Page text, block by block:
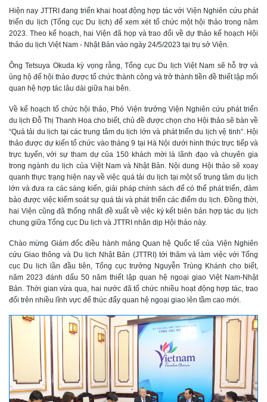
Hiện nay JTTRI đang triển khai hoạt động hợp tác với Viện Nghiên cứu phát
triển du lịch (Tổng cục Du lịch) để xem xét tổ chức một hội thảo trong năm
2023. Theo kế hoạch, hai Viện đã họp và trao đổi về dự thảo kế hoạch Hội
thảo du lịch Việt Nam - Nhật Bản vào ngày 24/5/2023 tại trụ sở Viện.
Ông Tetsuya Okuda kỳ vọng rằng, Tổng cục Du lịch Việt Nam sẽ hỗ trợ và
ủng hộ để hội thảo được tổ chức thành công và trở thành tiền đề thiết lập mối
quan hệ hợp tác lâu dài giữa hai bên.
Về kế hoạch tổ chức hội thảo, Phó Viện trưởng Viện Nghiên cứu phát triển
du lịch Đỗ Thị Thanh Hoa cho biết, chủ đề được chọn cho Hội thảo sẽ bàn về
“Quá tải du lịch tại các trung tâm du lịch lớn và phát triển du lịch vệ tinh”. Hội
thảo được dự kiến tổ chức vào tháng 9 tại Hà Nội dưới hình thức trực tiếp và
trực tuyến, với sự tham dự của 150 khách mời là lãnh đạo và chuyên gia
trong ngành du lịch của Việt Nam và Nhật Bản. Nội dung Hội thảo sẽ xoay
quanh thực trạng hiện nay về việc quá tải du lịch tại một số trung tâm du lịch
lớn và đưa ra các sáng kiến, giải pháp chính sách để có thể phát triển, đảm
bảo được việc kiểm soát sự quá tải và phát triển các điểm du lịch. Đồng thời,
hai Viện cũng đã thống nhất đề xuất về việc ký kết biên bản hợp tác du lịch
chung giữa Tổng cục Du lịch và JTTRI nhân dịp Hội thảo này.
Chào mừng Giám đốc điều hành mảng Quan hệ Quốc tế của Viện Nghiên
cứu Giao thông và Du lịch Nhật Bản (JTTRI) tới thăm và làm việc với Tổng
cục Du lịch lần đầu tiên, Tổng cục trưởng Nguyễn Trùng Khánh cho biết,
năm 2023 đánh dấu 50 năm thiết lập quan hệ ngoại giao Việt Nam-Nhật
Bản. Thời gian vừa qua, hai nước đã tổ chức nhiều hoạt động hợp tác, trao
đổi trên nhiều lĩnh vực để thúc đẩy quan hệ ngoại giao lên tầm cao mới.